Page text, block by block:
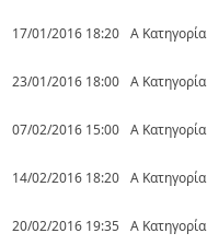
17/01/2016 18:20 Α Κατηγορία
23/01/2016 18:00 Α Κατηγορία
07/02/2016 15:00 Α Κατηγορία
14/02/2016 18:20 Α Κατηγορία
20/02/2016 19:35 Α Κατηγορία